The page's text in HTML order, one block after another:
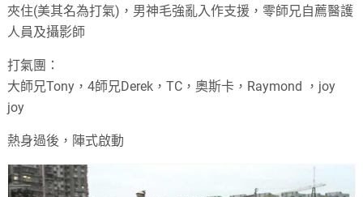
夾住(美其名為打氣)，男神毛強亂入作支援，零師兄自薦醫護
人員及攝影師
打氣團：
大師兄Tony，4師兄Derek，TC，奧斯卡，Raymond ，joy
joy
熱身過後，陣式啟動